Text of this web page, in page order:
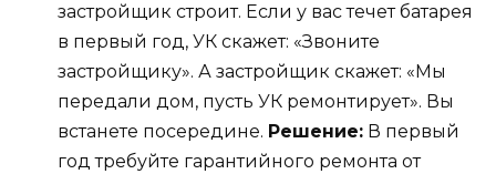
застройщик строит. Если у вас течет батарея
в первый год, УК скажет: «Звоните
застройщику». А застройщик скажет: «Мы
передали дом, пусть УК ремонтирует». Вы
встанете посередине. Решение: В первый
год требуйте гарантийного ремонта от